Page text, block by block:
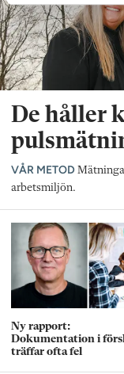
De håller
VÅR METOD
arbetsmiljön.
Ny rapport:
Dokumentation i
träffar ofta fel